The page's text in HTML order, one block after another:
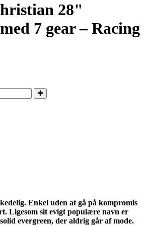
28"
7 gear – Racing
Enkel uden at gå på kompromis
Ligesom sit evigt populære navn er
evergreen, der aldrig går af mode.